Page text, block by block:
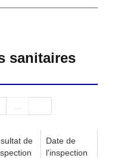
21
7
sanitaires
de
Date de
l'inspection